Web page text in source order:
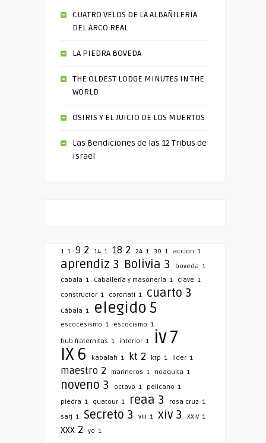
CUATRO VELOS DE LA ALBAÑILERÍA
DEL ARCO REAL
LA PIEDRA BOVEDA
THE OLDEST LODGE MINUTES IN THE
WORLD
OSIRIS Y EL JUICIO DE LOS MUERTOS
Las Bendiciones de las 12 Tribus de
Israel
1 1 9 2 14 1 18 2 24 1 30 1 accion 1
aprendiz 3 Bolivia 3 boveda 1
cabala 1 Caballería y masonería 1 clave 1
constructor 1 coronati 1 cuarto 3
Cábala 1 elegido5
escocesismo 1 escocismo 1
hub fraternitas 1 interior 1 iv7
IX 6 kabalah 1 kt 2 ktp 1 lider 1
maestro 2 marineros 1 noaquita 1
noveno 3 octavo 1 pelicano 1
piedra 1 quatour 1 reaa 3 rosa cruz 1
sarj 1 Secreto 3 viii 1 xiv 3 XXIV 1
xxx 2 yo 1